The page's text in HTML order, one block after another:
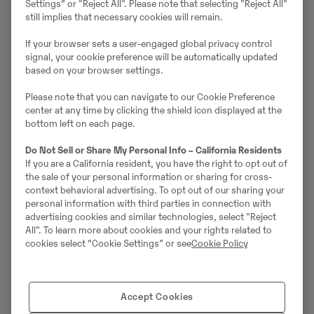
Senaste
nyheterna
om
eldrivet
Hög prestanda och låg miljöpåverkan i praktiken
hos Stena Recycling
03 Juli 2026 |
Körglädje och effektivitet när Wasa Åkarn testar
L90 Electric
Tyst drift dygnet runt med Volvo L90 Electric hos
Norgips
Settings” or "Reject All". Please note that selecting "Reject All"
still implies that necessary cookies will remain.
If your browser sets a user-engaged global privacy control
signal, your cookie preference will be automatically updated
based on your browser settings.
Please note that you can navigate to our Cookie Preference
center at any time by clicking the shield icon displayed at the
bottom left on each page.
Do Not Sell or Share My Personal Info – California Residents
If you are a California resident, you have the right to opt out of
the sale of your personal information or sharing for cross-
context behavioral advertising. To opt out of our sharing your
personal information with third parties in connection with
advertising cookies and similar technologies, select "Reject
All". To learn more about cookies and your rights related to
cookies select “Cookie Settings” or seeCookie Policy
Accept Cookies